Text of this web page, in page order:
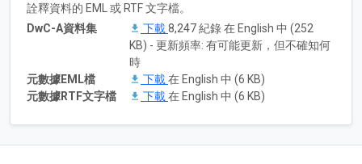
詮釋資料的 EML 或 RTF 文字檔。
DwC-A資料集
下載8,247 紀錄 在 English 中 (252
KB) - 更新頻率: 有可能更新，但不確知何
時
元數據EML檔
下載在 English 中 (6 KB)
元數據RTF文字檔
下載在 English 中 (6 KB)